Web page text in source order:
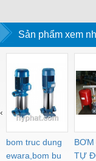
EMPARRO IP67
POWER SUPPLY 1-
PHASE
RJ45
Sản phẩm xem
bom truc dung
ewara,bom bu
TỰ
‹